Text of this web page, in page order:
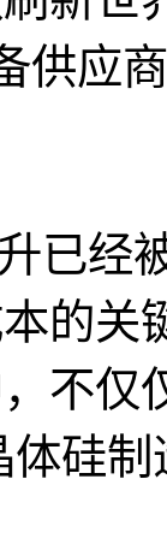
供应
经被
的关
不仅
体硅